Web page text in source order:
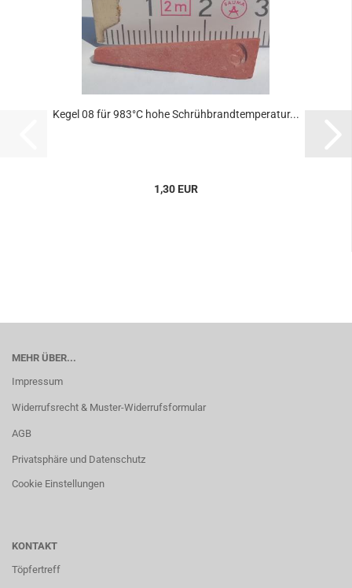
Kegel 08 für 983°C hohe Schrühbrandtemperatur...
1,30 EUR
MEHR ÜBER...
Impressum
Widerrufsrecht & Muster-Widerrufsformular
AGB
Privatsphäre und Datenschutz
Cookie Einstellungen
KONTAKT
Töpfertreff